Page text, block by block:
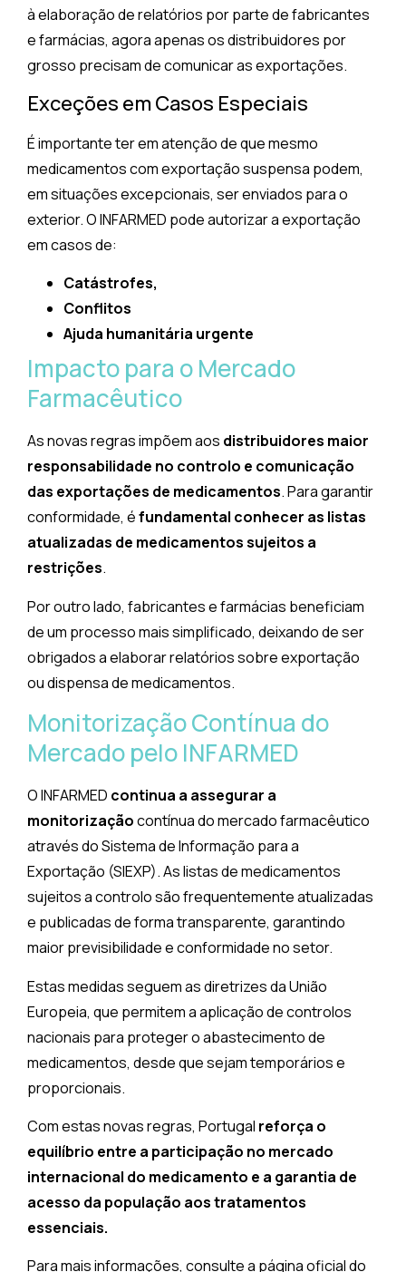
à elaboração de relatórios por parte de fabricantes
e farmácias, agora apenas os distribuidores por
grosso precisam de comunicar as exportações.
Exceções em Casos Especiais
É importante ter em atenção de que mesmo
medicamentos com exportação suspensa podem,
em situações excepcionais, ser enviados para o
exterior. O INFARMED pode autorizar a exportação
em casos de:
Catástrofes,
Conflitos
Ajuda humanitária urgente
Impacto para o Mercado
Farmacêutico
As novas regras impõem aos distribuidores maior
responsabilidade no controlo e comunicação
das exportações de medicamentos. Para garantir
conformidade, éfundamental conhecer as listas
atualizadas de medicamentos sujeitos a
restrições.
Por outro lado, fabricantes e farmácias beneficiam
de um processo mais simplificado, deixando de ser
obrigados a elaborar relatórios sobre exportação
ou dispensa de medicamentos.
Monitorização Contínua do
Mercado pelo INFARMED
O INFARMED continua a assegurar a
monitorizaçãocontínua do mercado farmacêutico
através do Sistema de Informação para a
Exportação (SIEXP). As listas de medicamentos
sujeitos a controlo são frequentemente atualizadas
e publicadas de forma transparente, garantindo
maior previsibilidade e conformidade no setor.
Estas medidas seguem as diretrizes da União
Europeia, que permitem a aplicação de controlos
nacionais para proteger o abastecimento de
medicamentos, desde que sejam temporários e
proporcionais.
Com estas novas regras, Portugal reforça o
equilíbrio entre a participação no mercado
internacional do medicamento e a garantia de
acesso da população aos tratamentos
essenciais.
Para mais informações, consulte a página oficial do